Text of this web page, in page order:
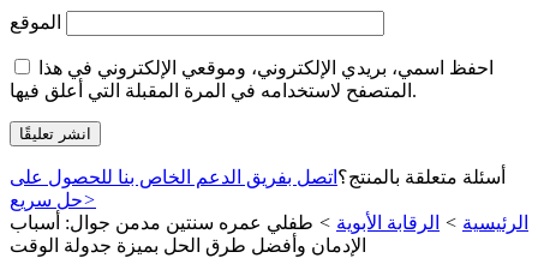
الموقع
احفظ اسمي، بريدي الإلكتروني، وموقعي الإلكتروني في هذا
المتصفح لاستخدامه في المرة المقبلة التي أعلق فيها.
أسئلة متعلقة بالمنتج؟ اتصل بفريق الدعم الخاص بنا للحصول على
حل سريع>
الرئيسية > الرقابة الأبوية > طفلي عمره سنتين مدمن جوال: أسباب
الإدمان وأفضل طرق الحل بميزة جدولة الوقت